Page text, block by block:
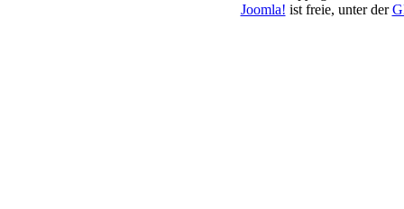
Joomla! ist freie, unter der